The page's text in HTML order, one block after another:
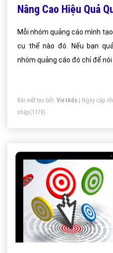
Nâng Cao Hiệu Quả
Mỗi nhóm quảng cáo mình
cụ thể nào đó. Nếu bạn
nhóm quảng cáo đó chỉ để
Bài viết tạo bởi: VietAds | Ngày cập
nhập(1178)